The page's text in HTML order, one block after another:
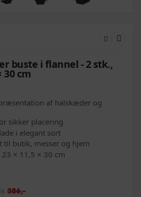
buste i flannel - 2 stk.,
30 cm
af halskæder og
sikker placering
i elegant sort
til butik, messer og hjem
× 11,5 × 30 cm
386,-